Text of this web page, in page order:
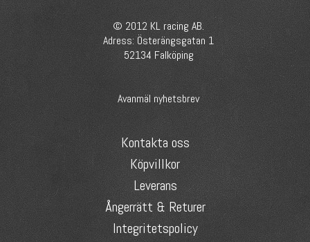
© 2012 KL racing AB.
Adress: Österängsgatan 1
52134 Falköping
Avanmäl nyhetsbrev
Kontakta oss
Köpvillkor
Leverans
Ångerrätt & Returer
Integritetspolicy